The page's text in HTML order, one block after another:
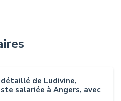
de Ludivine,
salariée à Angers, avec